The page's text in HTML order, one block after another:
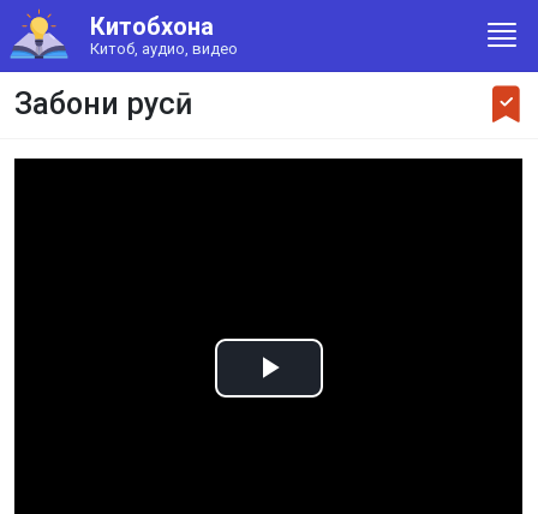
Китобхона
Китоб, аудио, видео
Забони русӣ
Play